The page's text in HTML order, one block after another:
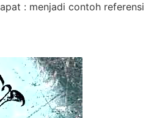
: menjadi contoh referensi